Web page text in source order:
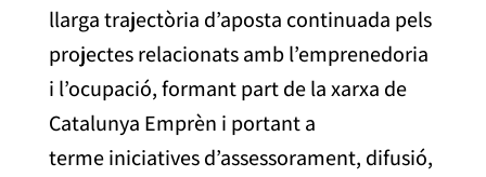
llarga trajectòria d’aposta continuada pels
projectes relacionats amb l’emprenedoria
i l’ocupació, formant part de la xarxa de
Catalunya Emprèn i portant a
terme iniciatives d’assessorament, difusió,